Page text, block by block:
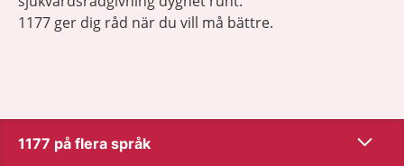
1177 ger dig råd när du vill må bättre.
1177 på flera språk Visa